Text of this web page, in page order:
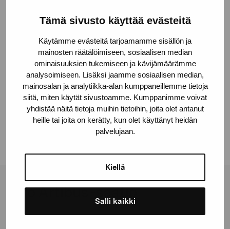
Tämä sivusto käyttää evästeitä
Käytämme evästeitä tarjoamamme sisällön ja
mainosten räätälöimiseen, sosiaalisen median
ominaisuuksien tukemiseen ja kävijämäärämme
analysoimiseen. Lisäksi jaamme sosiaalisen median,
mainosalan ja analytiikka-alan kumppaneillemme tietoja
siitä, miten käytät sivustoamme. Kumppanimme voivat
yhdistää näitä tietoja muihin tietoihin, joita olet antanut
heille tai joita on kerätty, kun olet käyttänyt heidän
palvelujaan.
Kiellä
Salli kaikki
Jaa:
Facebook
Linkedin
Pro Artibus -säätiö